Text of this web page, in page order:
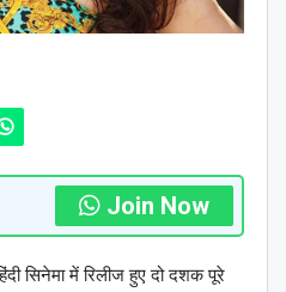
Join Now
सिनेमा में रिलीज हुए दो दशक पूरे